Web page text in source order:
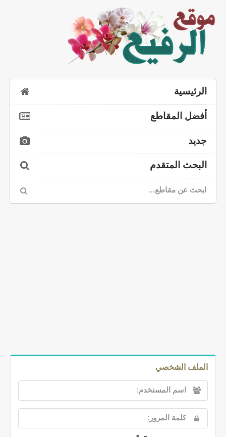
الرئيسية
أفضل المقاطع
جديد
البحث المتقدم
الملف الشخصي